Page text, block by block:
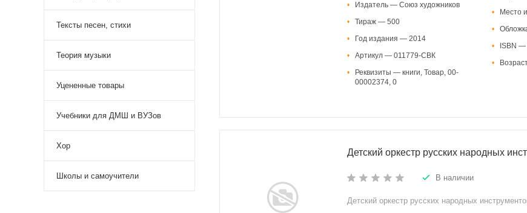
Тексты песен, стихи
Теория музыки
Уцененные товары
Учебники для ДМШ и ВУЗов
Хор
Школы и самоучители
•
Издатель — Союз художников
•
Тираж — 500
•
Год издания — 2014
•
Артикул — 011779-СВК
•
Реквизиты — книги, Товар, 00-
00002374, 0
•
Место
•
•
ISBN
•
Детский оркестр русских народных
В наличии
Детский оркестр русских народных